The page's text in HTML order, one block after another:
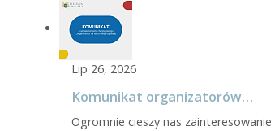
Lip 26, 2026
Komunikat organizatorów…
Ogromnie cieszy nas zainteresowanie